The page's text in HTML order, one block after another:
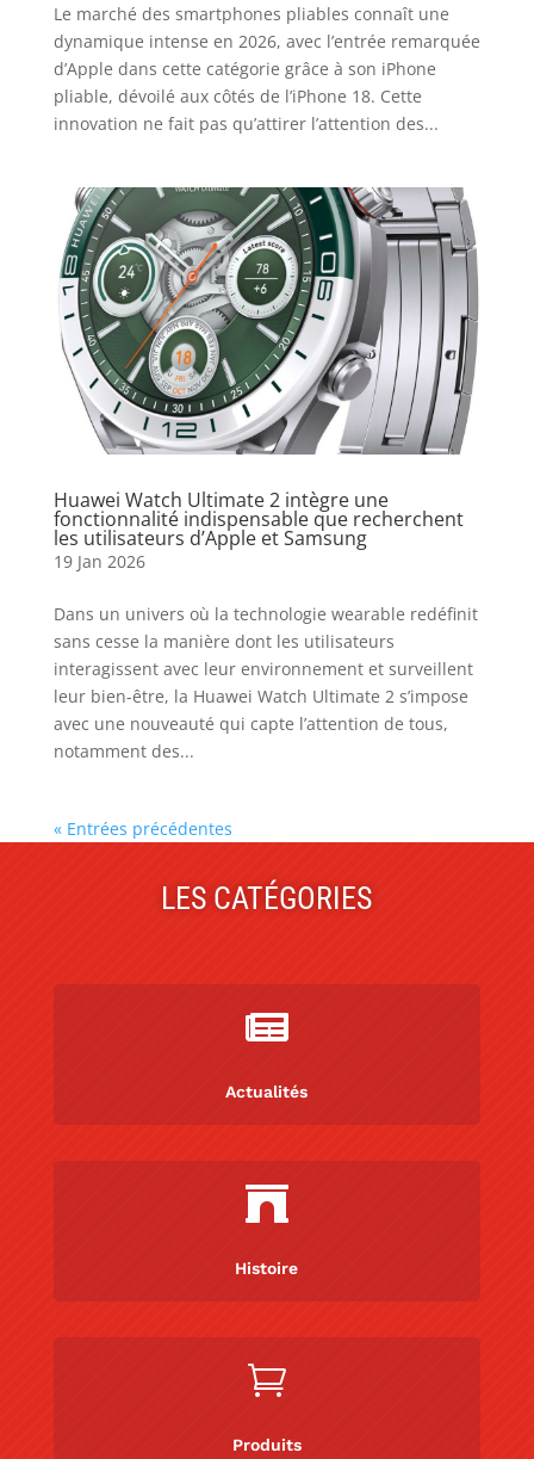
Le marché des smartphones pliables connaît une
dynamique intense en 2026, avec l’entrée remarquée
d’Apple dans cette catégorie grâce à son iPhone
pliable, dévoilé aux côtés de l’iPhone 18. Cette
innovation ne fait pas qu’attirer l’attention des...
Huawei Watch Ultimate 2 intègre une
fonctionnalité indispensable que recherchent
les utilisateurs d’Apple et Samsung
19 Jan 2026
Dans un univers où la technologie wearable redéfinit
sans cesse la manière dont les utilisateurs
interagissent avec leur environnement et surveillent
leur bien-être, la Huawei Watch Ultimate 2 s’impose
avec une nouveauté qui capte l’attention de tous,
notamment des...
« Entrées précédentes
LES CATÉGORIES

Actualités

Histoire

Produits